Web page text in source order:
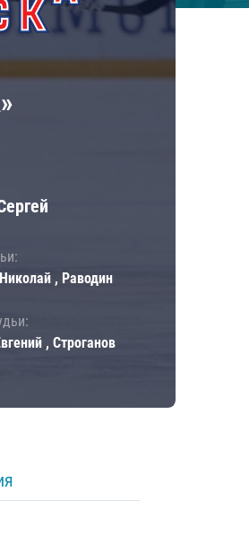
, Раводин
, Строганов